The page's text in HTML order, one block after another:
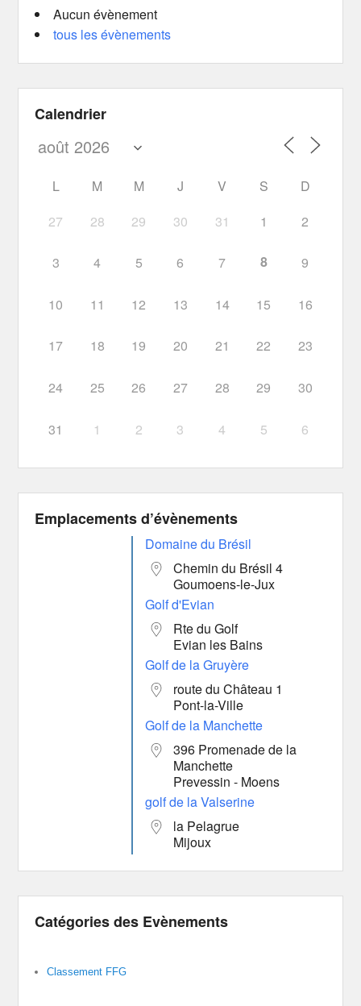
Aucun évènement
tous les évènements
Calendrier
L M M J V S
D
27
28 29 30 31 1 2
3 4 5 6 7 8 9
10 11 12 13 14 15 16
17 18 19 20 21 22 23
24 25 26 27 28 29 30
31 1 2 3 4 5 6
Emplacements d’évènements
Domaine du Brésil
Chemin du Brésil 4
Goumoens-le-Jux
Golf d'Evian
Rte du Golf
Evian les Bains
Golf de la Gruyère
route du Château 1
Pont-la-Ville
Golf de la Manchette
396 Promenade de la
Manchette
Prevessin - Moens
golf de la Valserine
la Pelagrue
Mijoux
Catégories des Evènements
Classement FFG